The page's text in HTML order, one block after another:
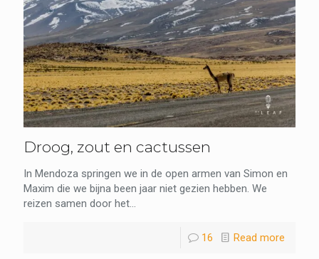
Droog, zout en cactussen
In Mendoza springen we in de open armen van Simon en
Maxim die we bijna been jaar niet gezien hebben. We
reizen samen door het...
16 Read more